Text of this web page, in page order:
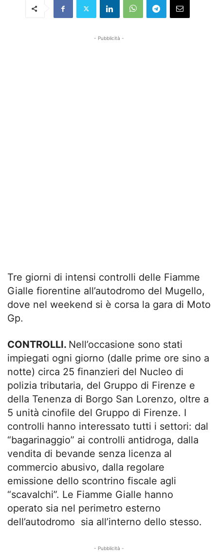
- Pubblicità -
Tre giorni di intensi controlli delle Fiamme
Gialle fiorentine all’autodromo del Mugello,
dove nel weekend si è corsa la gara di Moto
Gp.
CONTROLLI. Nell’occasione sono stati
impiegati ogni giorno (dalle prime ore sino a
notte) circa 25 finanzieri del Nucleo di
polizia tributaria, del Gruppo di Firenze e
della Tenenza di Borgo San Lorenzo, oltre a
5 unità cinofile del Gruppo di Firenze. I
controlli hanno interessato tutti i settori: dal
“bagarinaggio” ai controlli antidroga, dalla
vendita di bevande senza licenza al
commercio abusivo, dalla regolare
emissione dello scontrino fiscale agli
“scavalchi”. Le Fiamme Gialle hanno
operato sia nel perimetro esterno
dell’autodromo sia all’interno dello stesso.
- Pubblicità -